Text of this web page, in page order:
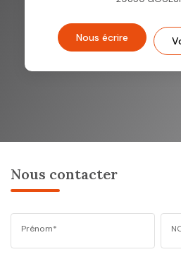
Nous écrire
Nous contacter
Prénom*